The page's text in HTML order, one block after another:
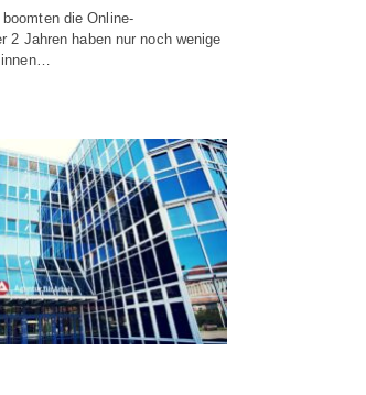
die Online-
2 Jahren haben nur noch wenige